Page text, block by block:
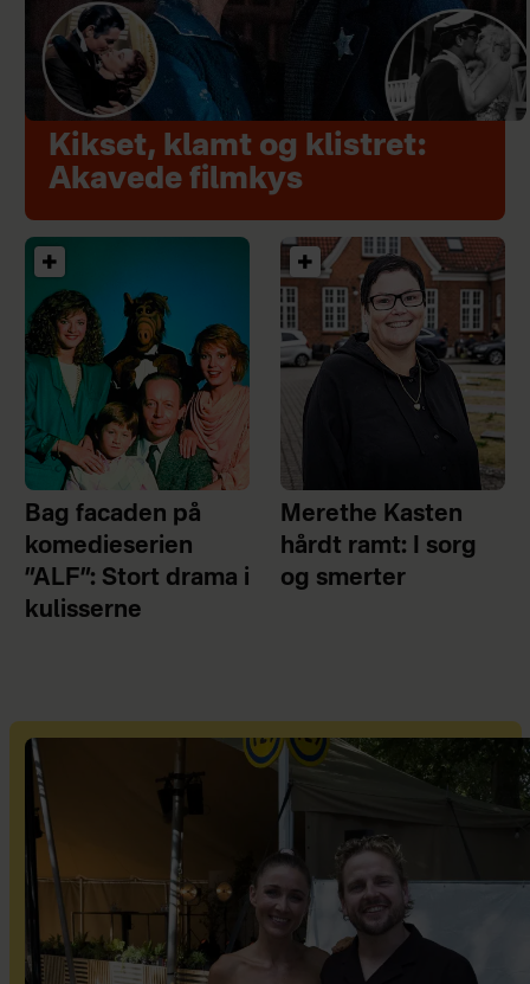
Kikset, klamt og klistret:
Akavede filmkys
Bag facaden på
komedieserien
”ALF”: Stort drama i
kulisserne
Merethe Kasten
hårdt ramt: I sorg
og smerter